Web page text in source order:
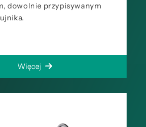
dowolnie przypisywanym
Więcej